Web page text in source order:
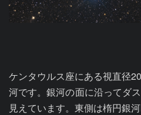
ケンタウルス座にある視直径
河です。銀河の面に沿ってダ
見えています。東側は楕円銀河